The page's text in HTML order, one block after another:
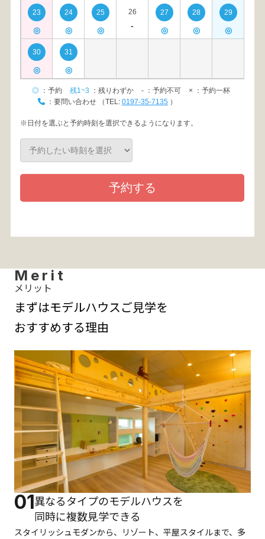
Merit
メリット
まずはモデルハウスご見学を
おすすめする理由
01異なるタイプのモデルハウスを
同時に複数見学できる
スタイリッシュモダンから、リゾート、平屋スタイルまで、多